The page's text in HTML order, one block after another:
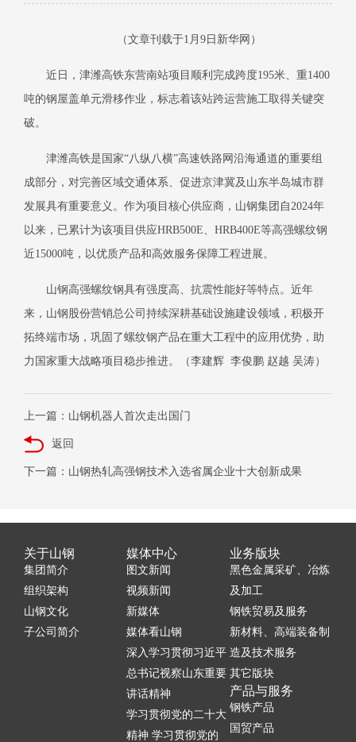
（文章刊载于1月9日新华网）
近日，津潍高铁东营南站项目顺利完成跨度195米、重1400
吨的钢屋盖单元滑移作业，标志着该站跨运营施工取得关键突
破。
津潍高铁是国家“八纵八横”高速铁路网沿海通道的重要组
成部分，对完善区域交通体系、促进京津冀及山东半岛城市群
发展具有重要意义。作为项目核心供应商，山钢集团 自2024年
以来，已累计为该项目 供应HRB500E、HRB400E等高强螺纹钢
近15000吨，以优质产品和高效服务保障工程进展。
山钢高强螺纹钢具有强度高、抗震性能好等特点。近年
来，山钢股份营销总公司持续深耕基础设施建设领域，积极开
拓终端市场，巩固了螺纹钢产品在重大工程中的应用优势，助
力国家重大战略项目稳步推进。（李建辉 李俊鹏 赵越 吴涛）
上一篇：山钢机器人首次走出国门
返回
下一篇：山钢热轧高强钢技术入选省属企业十大创新成果
关于山钢
集团简介
组织架构
山钢文化
子公司简介
媒体中心
图文新闻
视频新闻
新媒体
媒体看山钢
深入学习贯彻习近平
总书记视察山东重要
讲话精神
学习贯彻党的二十大
精神 学习贯彻党的
业务版块
黑色金属采矿、冶炼
及加工
钢铁贸易及服务
新材料、高端装备制
造及技术服务
其它版块
产品与服务
钢铁产品
国贸产品